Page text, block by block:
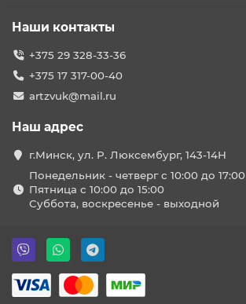
Наши контакты
+375 29 328-33-36
+375 17 317-00-40
artzvuk@mail.ru
Наш адрес
г.Минск, ул. Р. Люксембург, 143-14Н
Понедельник - четверг с 10:00 до 17:00
Пятница с 10:00 до 15:00
Суббота, воскресенье - выходной